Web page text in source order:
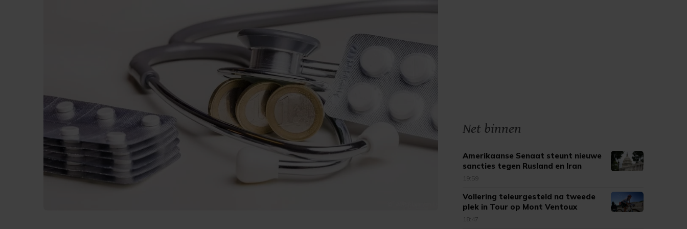
Net binnen
Amerikaanse Senaat steunt nieuwe
sancties tegen Rusland en Iran
19:59
Vollering teleurgesteld na tweede
plek in Tour op Mont Ventoux
18:47